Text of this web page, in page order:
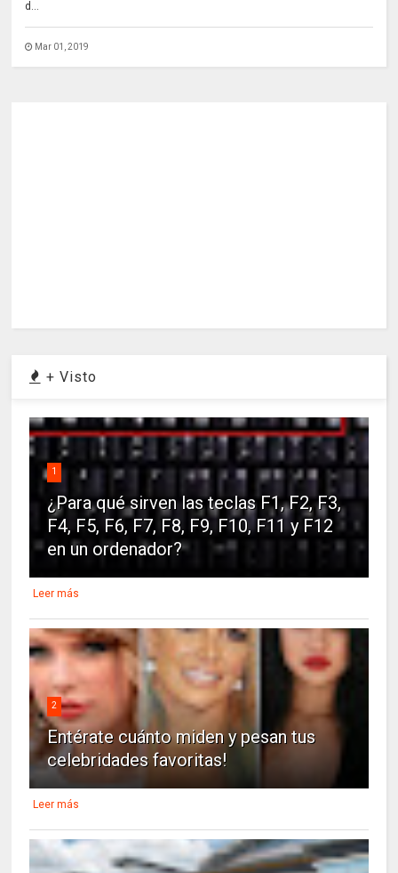
d...
Mar 01, 2019
+ Visto
1
¿Para qué sirven las teclas F1, F2, F3,
F4, F5, F6, F7, F8, F9, F10, F11 y F12
en un ordenador?
Leer más
2
Entérate cuánto miden y pesan tus
celebridades favoritas!
Leer más